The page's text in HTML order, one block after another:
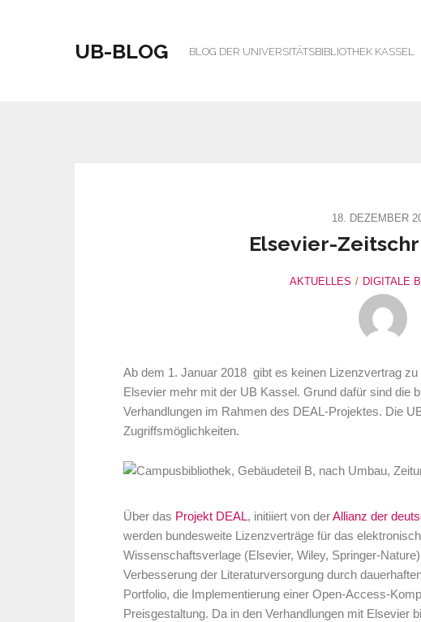
UB-BLOG BLOG DER UNIVERSITÄTSBIBLIOTHEK KASSEL
18. DEZEMBER
Elsevier-
AKTUELLES DIGITALE
Ab dem 1. Januar 2018 gibt es keinen Lizenzvertrag
Elsevier mehr mit der UB Kassel. Grund dafür sind die
Verhandlungen im Rahmen des DEAL-Projektes. Die
Zugriffsmöglichkeiten.
Über das Projekt DEAL, initiiert von derAllianz der
werden bundesweite Lizenzverträge für das
Wissenschaftsverlage (Elsevier, Wiley, Springer-
Verbesserung der Literaturversorgung durch
Portfolio, die Implementierung einer Open-Access-
Preisgestaltung. Da in den Verhandlungen mit Elsevier